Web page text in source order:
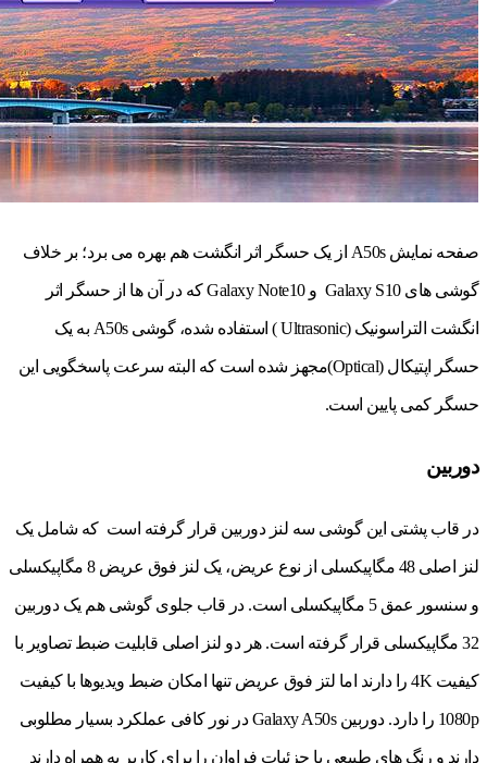
صفحه نمایش A50s از یک حسگر اثر انگشت هم بهره می برد؛ بر خلاف
گوشی های Galaxy S10 و Galaxy Note10 که در آن ها از حسگر اثر
انگشت التراسونیک (Ultrasonic ) استفاده شده، گوشی A50s به یک
حسگر اپتیکال (Optical)مجهز شده است که البته سرعت پاسخگویی این
حسگر کمی پایین است.
دوربین
در قاب پشتی این گوشی سه لنز دوربین قرار گرفته است که شامل یک
لنز اصلی 48 مگاپیکسلی از نوع عریض، یک لنز فوق عریض 8 مگاپیکسلی
و سنسور عمق 5 مگاپیکسلی است. در قاب جلوی گوشی هم یک دوربین
32 مگاپیکسلی قرار گرفته است. هر دو لنز اصلی قابلیت ضبط تصاویر با
کیفیت 4K را دارند اما لتز فوق عریض تنها امکان ضبط ویدیوها با کیفیت
1080p را دارد. دوربین Galaxy A50s در نور کافی عملکرد بسیار مطلوبی
دارند و رنگ های طبیعی با جزئیات فراوان را برای کاربر به همراه دارند